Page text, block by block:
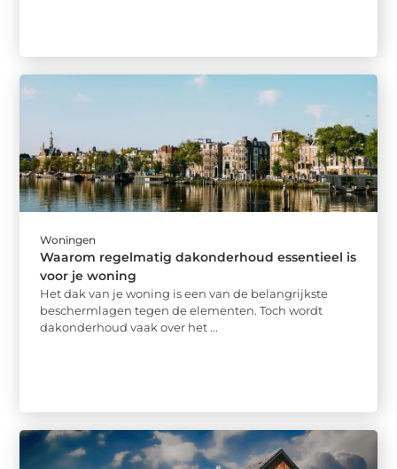
Woningen
Waarom regelmatig dakonderhoud essentieel is
voor je woning
Het dak van je woning is een van de belangrijkste
beschermlagen tegen de elementen. Toch wordt
dakonderhoud vaak over het ...